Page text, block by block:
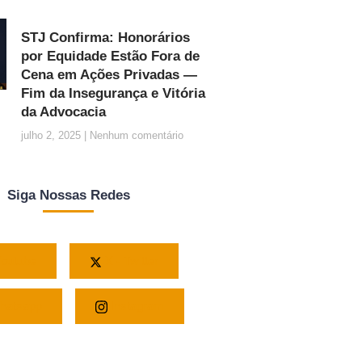
STJ Confirma: Honorários
por Equidade Estão Fora de
Cena em Ações Privadas —
Fim da Insegurança e Vitória
da Advocacia
julho 2, 2025 Nenhum comentário
Siga Nossas Redes
Instagram